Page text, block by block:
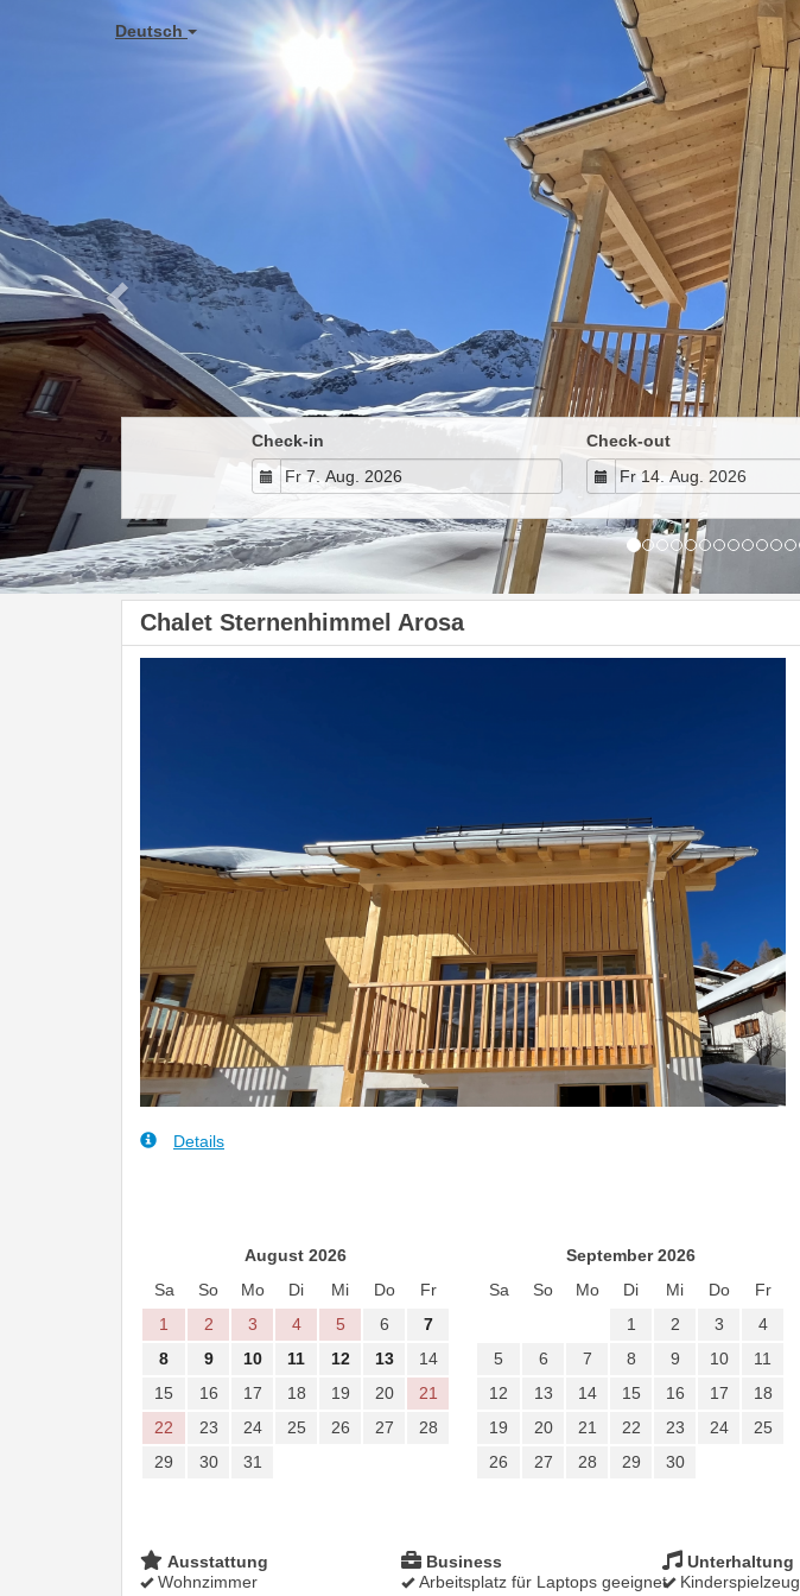
Deutsch
Check-in Check-out
Chalet Sternenhimmel Arosa
Details
August 2026
Sa
So Mo Di Mi Do
Fr
1
2 3 4 5 6
7
8
9 10 11 12 13
14
15
16 17 18 19 20
21
22
23 24 25 26 27
28
29
30 31
September 2026
Sa
So Mo Di Mi Do
Fr
1
2 3
4
5
6 7 8 9 10
11
12
13 14 15 16 17
18
19
20 21 22 23 24
25
26
27 28 29 30
Ausstattung
Wohnzimmer
Business
Arbeitsplatz für Laptops geeignet
Unterhaltung
Kinderspielzeug